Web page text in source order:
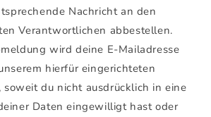
Nachricht an den
Verantwortlichen abbestellen.
wird deine E-Mailadresse
hierfür eingerichteten
soweit du nicht ausdrücklich in eine
Daten eingewilligt hast oder